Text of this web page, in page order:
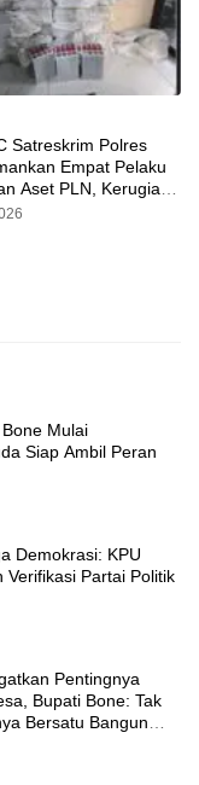
Satreskrim Polres
Empat Pelaku
Aset PLN, Kerugian
Rp 3 Milyar
Mulai
Siap Ambil Peran
Demokrasi: KPU
Verifikasi Partai Politik
Pentingnya
Bupati Bone: Tak
Bersatu Bangun